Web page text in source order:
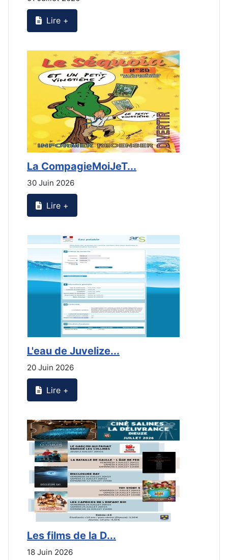
Lire +
La CompagieMoiJeT...
30 Juin 2026
Lire +
L'eau de Juvelize...
20 Juin 2026
Lire +
Les films de la D...
18 Juin 2026